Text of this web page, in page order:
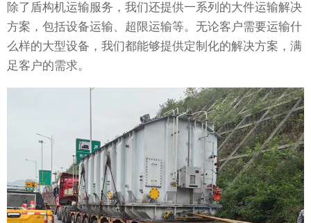
除了盾构机运输服务，我们还提供一系列的大件运输解决
方案，包括设备运输、超限运输等。无论客户需要运输什
么样的大型设备，我们都能够提供定制化的解决方案，满
足客户的需求。